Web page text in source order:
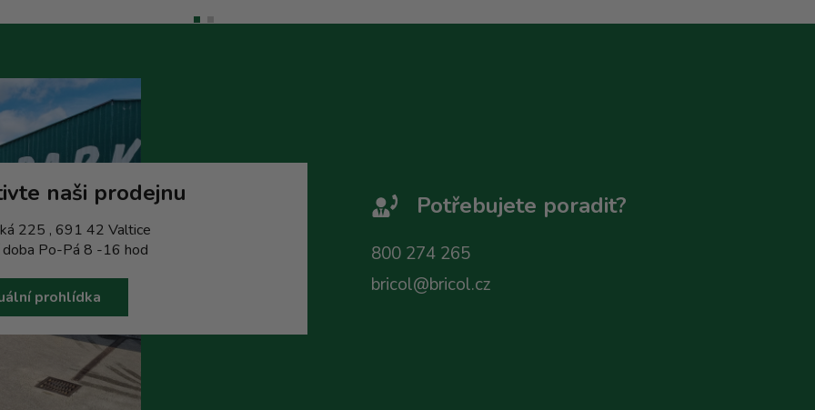
naši prodejnu
225 , 691 42 Valtice
doba Po-Pá 8 -16 hod
prohlídka
Potřebujete poradit?
800 274 265
bricol@bricol.cz